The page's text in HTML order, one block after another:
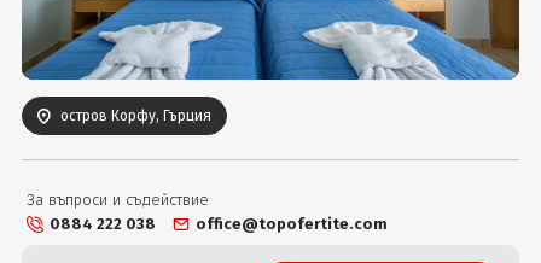
Вход
остров Корфу, Гърция
За въпроси и съдействие
0884 222 038
office@topofertite.com